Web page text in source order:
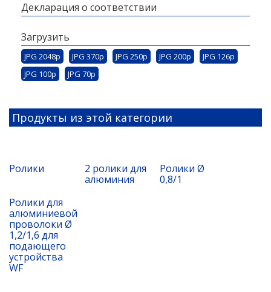
Декларация о соответствии
Загрузить
JPG 2048p JPG 370p JPG 250p JPG 200p
JPG 126p
JPG 100p
JPG 70p
Продукты из этой категории
Ролики
2 ролики для
алюминия
Ролики Ø
0,8/1
Ролики для
алюминиевой
проволоки Ø
1,2/1,6 для
подающего
устройства
WF